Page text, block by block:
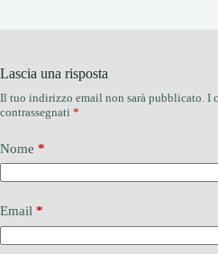
Lascia una risposta
Il tuo indirizzo email non sarà pubblicato. I
contrassegnati *
Nome *
Email *